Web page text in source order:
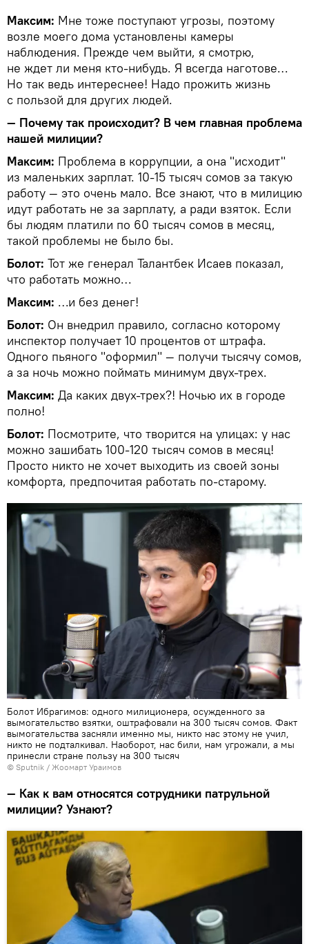
Максим: Мне тоже поступают угрозы, поэтому
возле моего дома установлены камеры
наблюдения. Прежде чем выйти, я смотрю,
не ждет ли меня кто-нибудь. Я всегда наготове…
Но так ведь интереснее! Надо прожить жизнь
с пользой для других людей.
— Почему так происходит? В чем главная проблема
нашей милиции?
Максим: Проблема в коррупции, а она "исходит"
из маленьких зарплат. 10-15 тысяч сомов за такую
работу — это очень мало. Все знают, что в милицию
идут работать не за зарплату, а ради взяток. Если
бы людям платили по 60 тысяч сомов в месяц,
такой проблемы не было бы.
Болот: Тот же генерал Талантбек Исаев показал,
что работать можно…
Максим: …и без денег!
Болот: Он внедрил правило, согласно которому
инспектор получает 10 процентов от штрафа.
Одного пьяного "оформил" — получи тысячу сомов,
а за ночь можно поймать минимум двух-трех.
Максим: Да каких двух-трех?! Ночью их в городе
полно!
Болот: Посмотрите, что творится на улицах: у нас
можно зашибать 100-120 тысяч сомов в месяц!
Просто никто не хочет выходить из своей зоны
комфорта, предпочитая работать по-старому.
Болот Ибрагимов: одного милиционера, осужденного за
вымогательство взятки, оштрафовали на 300 тысяч сомов. Факт
вымогательства засняли именно мы, никто нас этому не учил,
никто не подталкивал. Наоборот, нас били, нам угрожали, а мы
принесли стране пользу на 300 тысяч
© Sputnik / Жоомарт Ураимов
— Как к вам относятся сотрудники патрульной
милиции? Узнают?